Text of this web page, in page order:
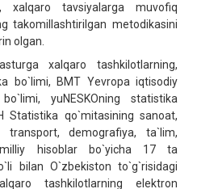
xalqaro tavsiyalarga muvofiq
takomillashtirilgan metodikasini
olgan.
xalqaro tashkilotlarning,
bo`limi, BMT Yevropa iqtisodiy
yuNESKOning statistika
Statistika qo`mitasining sanoat,
transport, demografiya, ta`lim,
hisoblar bo`yicha 17 ta
bilan O`zbekiston to`g`risidagi
tashkilotlarning elektron